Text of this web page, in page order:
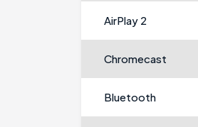
AirPlay 2
Chromecast
Bluetooth